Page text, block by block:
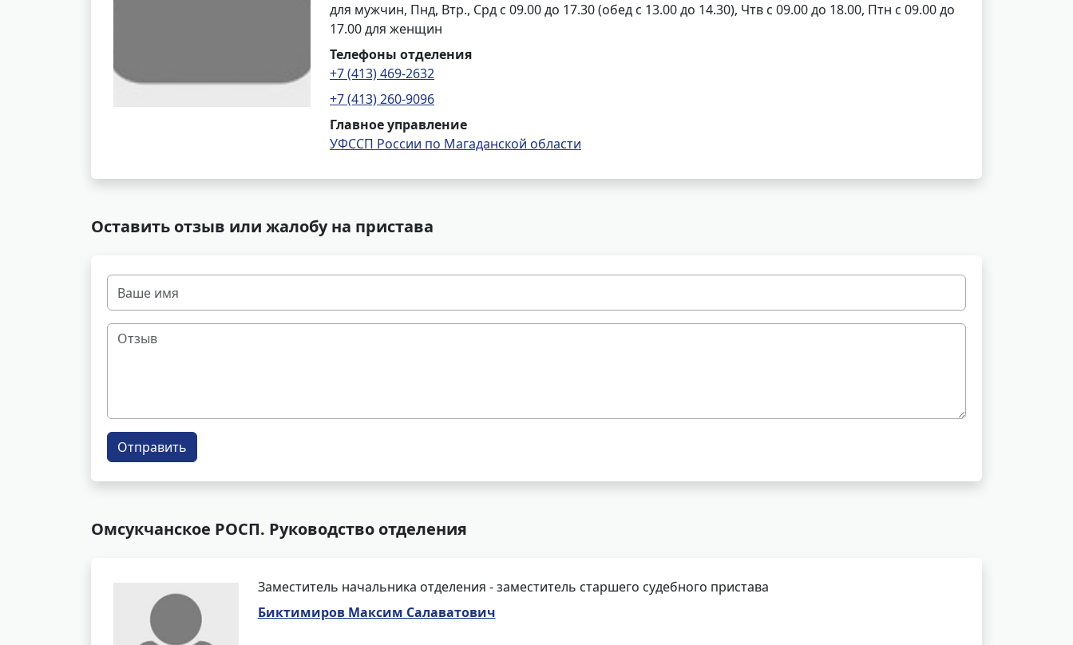
для мужчин, Пнд, Втр., Срд с 09.00 до 17.30 (обед с 13.00 до 14.30), Чтв с 09.00 до 18.00, Птн с 09.00 до
17.00 для женщин
Телефоны отделения
+7 (413) 469-2632
+7 (413) 260-9096
Главное управление
УФССП России по Магаданской области
Оставить отзыв или жалобу на пристава
Отправить
Омсукчанское РОСП. Руководство отделения
Заместитель начальника отделения - заместитель старшего судебного пристава
Биктимиров Максим Салаватович